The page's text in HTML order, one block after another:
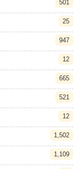
501
25
947
12
665
521
12
1,502
1,109